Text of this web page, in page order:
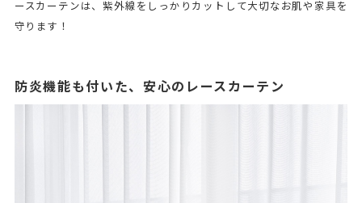
ースカーテンは、紫外線をしっかりカットして大切なお肌や家具を
守ります！
防炎機能も付いた、安心のレースカーテン